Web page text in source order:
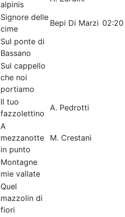
alpinis
Signore delle
cime
Bepi Di Marzi 02:20
Sul ponte di
Bassano
Sul cappello
che noi
portiamo
Il tuo
fazzolettino
A. Pedrotti
A
mezzanotte
in punto
M. Crestani
Montagne
mie vallate
Quel
mazzolin di
fiori